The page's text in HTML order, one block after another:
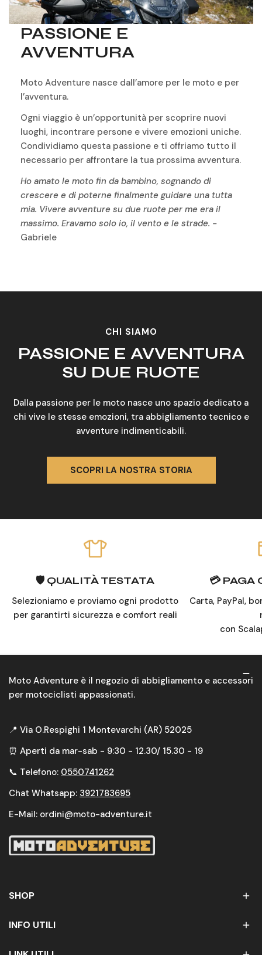
PASSIONE E
AVVENTURA
Moto Adventure nasce dall’amore per le moto e per
l’avventura.
Ogni viaggio è un’opportunità per scoprire nuovi
luoghi, incontrare persone e vivere emozioni uniche.
Condividiamo questa passione e ti offriamo tutto il
necessario per affrontare la tua prossima avventura.
Ho amato le moto fin da bambino, sognando di
crescere e di poterne finalmente guidare una tutta
mia. Vivere avventure su due ruote per me era il
massimo. Eravamo solo io, il vento e le strade. -
Gabriele
CHI SIAMO
PASSIONE E AVVENTURA
SU DUE RUOTE
Dalla passione per le moto nasce uno spazio dedicato a
chi vive le stesse emozioni, tra abbigliamento tecnico e
avventure indimenticabili.
SCOPRI LA NOSTRA STORIA
🛡️ QUALITÀ TESTATA
Selezioniamo e proviamo ogni prodotto
per garantirti sicurezza e comfort reali
💳 PAGA
Carta, PayPal,
con
Moto Adventure è il negozio di abbigliamento e accessori
per motociclisti appassionati.
📍 Via O.Respighi 1 Montevarchi (AR) 52025
⏰ Aperti da mar-sab - 9:30 - 12.30/ 15.30 - 19
📞 Telefono: 0550741262
Chat Whatsapp: 3921783695
E-Mail: ordini@moto-adventure.it
SHOP
INFO UTILI